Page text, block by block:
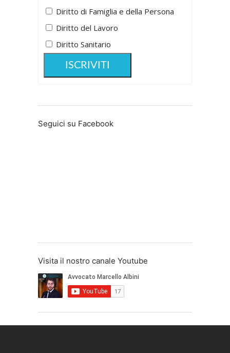
Diritto di Famiglia e della Persona
Diritto del Lavoro
Diritto Sanitario
Seguici su Facebook
Visita il nostro canale Youtube